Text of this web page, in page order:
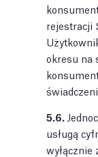
rejestracji
okresu na
5.6.
usługą